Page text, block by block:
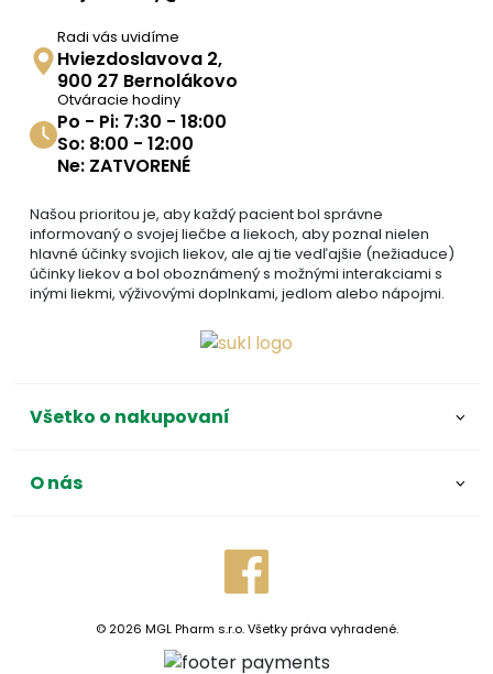
Radi vás uvidíme
Hviezdoslavova 2,
900 27 Bernolákovo
Otváracie hodiny
Po - Pi: 7:30 - 18:00
So: 8:00 - 12:00
Ne: ZATVORENÉ
Našou prioritou je, aby každý pacient bol správne
informovaný o svojej liečbe a liekoch, aby poznal nielen
hlavné účinky svojich liekov, ale aj tie vedľajšie (nežiaduce)
účinky liekov a bol oboznámený s možnými interakciami s
inými liekmi, výživovými doplnkami, jedlom alebo nápojmi.
Všetko o nakupovaní
O nás
© 2026 MGL Pharm s.r.o. Všetky práva vyhradené.